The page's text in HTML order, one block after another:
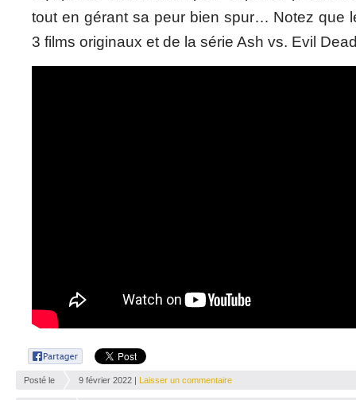
tout en gérant sa peur bien spur… Notez que
3 films originaux et de la série Ash vs. Evil
Posté le 9 février 2022 | Laisser un commentaire